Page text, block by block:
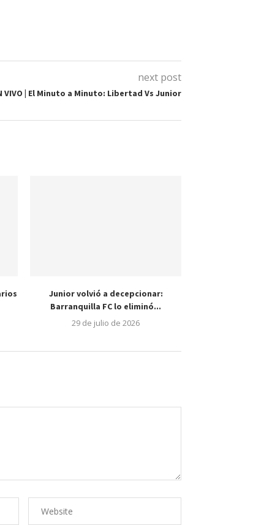
next post
VIVO | El Minuto a Minuto: Libertad Vs Junior
Junior volvió a decepcionar:
Barranquilla FC lo eliminó...
29 de julio de 2026